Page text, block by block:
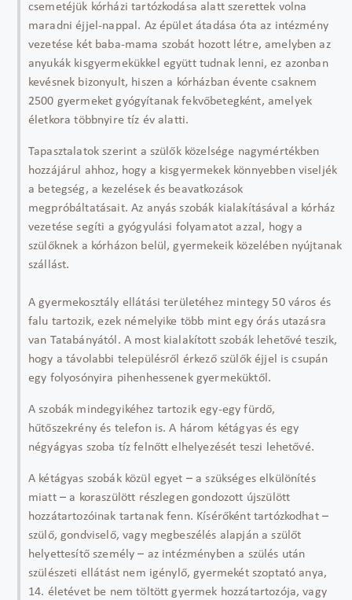
csemetéjük kórházi tartózkodása alatt szerettek volna
maradni éjjel-nappal. Az épület átadása óta az intézmény
vezetése két baba-mama szobát hozott létre, amelyben az
anyukák kisgyermekükkel együtt tudnak lenni, ez azonban
kevésnek bizonyult, hiszen a kórházban évente csaknem
2500 gyermeket gyógyítanak fekvőbetegként, amelyek
életkora többnyire tíz év alatti.
Tapasztalatok szerint a szülők közelsége nagymértékben
hozzájárul ahhoz, hogy a kisgyermekek könnyebben viseljék
a betegség, a kezelések és beavatkozások
megpróbáltatásait. Az anyás szobák kialakításával a kórház
vezetése segíti a gyógyulási folyamatot azzal, hogy a
szülőknek a kórházon belül, gyermekeik közelében nyújtanak
szállást.
A gyermekosztály ellátási területéhez mintegy 50 város és
falu tartozik, ezek némelyike több mint egy órás utazásra
van Tatabányától. A most kialakított szobák lehetővé teszik,
hogy a távolabbi településről érkező szülők éjjel is csupán
egy folyosónyira pihenhessenek gyermeküktől.
A szobák mindegyikéhez tartozik egy-egy fürdő,
hűtőszekrény és telefon is. A három kétágyas és egy
négyágyas szoba tíz felnőtt elhelyezését teszi lehetővé.
A kétágyas szobák közül egyet – a szükséges elkülönítés
miatt – a koraszülött részlegen gondozott újszülött
hozzátartozóinak tartanak fenn. Kísérőként tartózkodhat –
szülő, gondviselő, vagy megbeszélés alapján a szülőt
helyettesítő személy – az intézményben a szülés után
szülészeti ellátást nem igénylő, gyermekét szoptató anya,
14. életévet be nem töltött gyermek hozzátartozója, vagy